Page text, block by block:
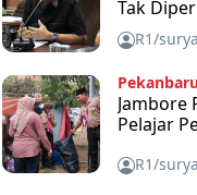
Tak
Sesuai
R1/surya
Jambore
Pelajar
R1/surya